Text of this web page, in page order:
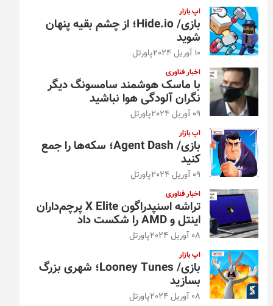
اپ بازار
بازی/ Hide.io؛ از چشم بقیه پنهان
شوید
10 آوریل 2024 پاورتل
اخبار فناوری
با ماسک هوشمند سامسونگ دیگر
نگران آلودگی هوا نباشید
09 آوریل 2024 پاورتل
اپ بازار
بازی/ Agent Dash؛ سکه‌ها را جمع
کنید
09 آوریل 2024 پاورتل
اخبار فناوری
تراشه اسنپدراگون X Elite پرچم‌داران
اینتل و AMD را شکست داد
08 آوریل 2024 پاورتل
اپ بازار
بازی/ Looney Tunes؛ شهری بزرگ
بسازید
08 آوریل 2024 پاورتل